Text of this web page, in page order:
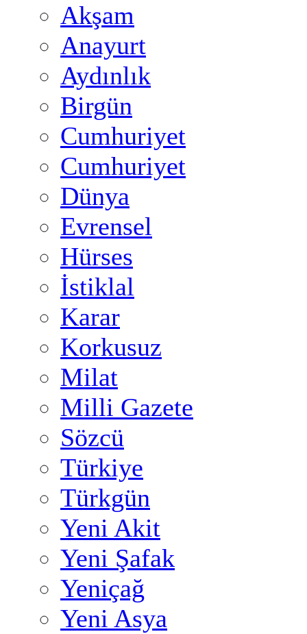
Akşam
Anayurt
Aydınlık
Birgün
Cumhuriyet
Cumhuriyet
Dünya
Evrensel
Hürses
İstiklal
Karar
Korkusuz
Milat
Milli Gazete
Sözcü
Türkiye
Türkgün
Yeni Akit
Yeni Şafak
Yeniçağ
Yeni Asya